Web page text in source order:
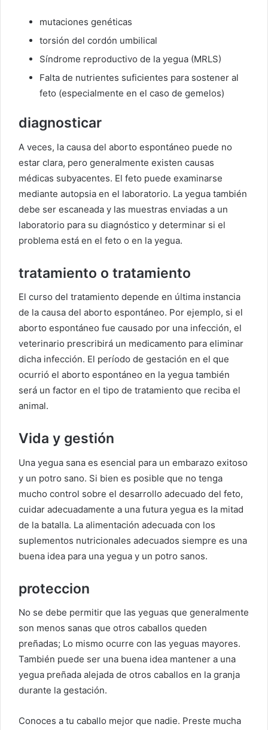
mutaciones genéticas
torsión del cordón umbilical
Síndrome reproductivo de la yegua (MRLS)
Falta de nutrientes suficientes para sostener al
feto (especialmente en el caso de gemelos)
diagnosticar
A veces, la causa del aborto espontáneo puede no
estar clara, pero generalmente existen causas
médicas subyacentes. El feto puede examinarse
mediante autopsia en el laboratorio. La yegua también
debe ser escaneada y las muestras enviadas a un
laboratorio para su diagnóstico y determinar si el
problema está en el feto o en la yegua.
tratamiento o tratamiento
El curso del tratamiento depende en última instancia
de la causa del aborto espontáneo. Por ejemplo, si el
aborto espontáneo fue causado por una infección, el
veterinario prescribirá un medicamento para eliminar
dicha infección. El período de gestación en el que
ocurrió el aborto espontáneo en la yegua también
será un factor en el tipo de tratamiento que reciba el
animal.
Vida y gestión
Una yegua sana es esencial para un embarazo exitoso
y un potro sano. Si bien es posible que no tenga
mucho control sobre el desarrollo adecuado del feto,
cuidar adecuadamente a una futura yegua es la mitad
de la batalla. La alimentación adecuada con los
suplementos nutricionales adecuados siempre es una
buena idea para una yegua y un potro sanos.
proteccion
No se debe permitir que las yeguas que generalmente
son menos sanas que otros caballos queden
preñadas; Lo mismo ocurre con las yeguas mayores.
También puede ser una buena idea mantener a una
yegua preñada alejada de otros caballos en la granja
durante la gestación.
Conoces a tu caballo mejor que nadie. Preste mucha